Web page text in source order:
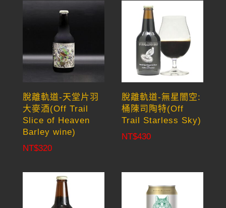
脫離軌道-天堂片羽
大麥酒(Off Trail
Slice of Heaven
Barley wine)
NT$320
脫離軌道-無星闇空:
桶陳司陶特(Off
Trail Starless Sky)
NT$430